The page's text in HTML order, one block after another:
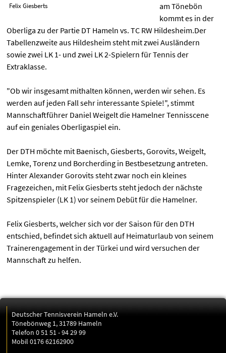
Felix Giesberts
am Tönebön
kommt es in der
Oberliga zu der Partie DT Hameln vs. TC RW Hildesheim.Der
Tabellenzweite aus Hildesheim steht mit zwei Ausländern
sowie zwei LK 1- und zwei LK 2-Spielern für Tennis der
Extraklasse.
"Ob wir insgesamt mithalten können, werden wir sehen. Es
werden auf jeden Fall sehr interessante Spiele!", stimmt
Mannschaftführer Daniel Weigelt die Hamelner Tennisscene
auf ein geniales Oberligaspiel ein.
Der DTH möchte mit Baenisch, Giesberts, Gorovits, Weigelt,
Lemke, Torenz und Borcherding in Bestbesetzung antreten.
Hinter Alexander Gorovits steht zwar noch ein kleines
Fragezeichen, mit Felix Giesberts steht jedoch der nächste
Spitzenspieler (LK 1) vor seinem Debüt für die Hamelner.
Felix Giesberts, welcher sich vor der Saison für den DTH
entschied, befindet sich aktuell auf Heimaturlaub von seinem
Trainerengagement in der Türkei und wird versuchen der
Mannschaft zu helfen.
Deutscher Tennisverein Hameln e.V.
Tönebönweg 1, 31789 Hameln
Telefon 0 51 51 - 94 29 99
Mobil 0176 62162900